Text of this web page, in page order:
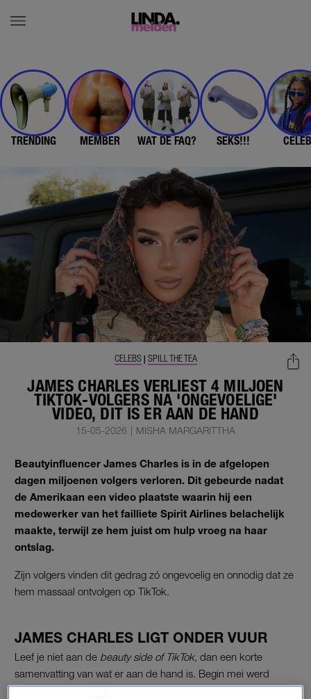
TRENDING MEMBER WAT DE FAQ? SEKS!!!
JAMES CHARLES VERLIEST 4 MILJOEN
TIKTOK-VOLGERS NA 'ONGEVOELIGE'
VIDEO, DIT IS ER AAN DE HAND
CELEBS| SPILL THE TEA
15-05-2026 | MISHA MARGARITTHA
Beautyinfluencer James Charles is in de afgelopen
dagen miljoenen volgers verloren. Dit gebeurde nadat
de Amerikaan een video plaatste waarin hij een
medewerker van het failliete Spirit Airlines belachelijk
maakte, terwijl ze hem juist om hulp vroeg na haar
ontslag.
Zijn volgers vinden dit gedrag zó ongevoelig en onnodig dat ze
hem massaal ontvolgen op TikTok.
JAMES CHARLES LIGT ONDER VUUR
Leef je niet aan de beauty side of TikTok, dan een korte
samenvatting van wat er aan de hand is. Begin mei werd
bekendgemaakt dat de Amerikaanse vliegtuigmaatschappij